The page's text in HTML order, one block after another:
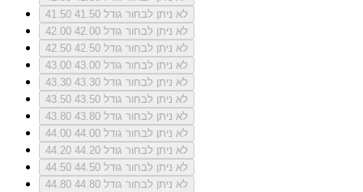
41.50
לא ניתן לבחור גודל 41.50
42.00
לא ניתן לבחור גודל 42.00
42.50
לא ניתן לבחור גודל 42.50
43.00
לא ניתן לבחור גודל 43.00
43.30
לא ניתן לבחור גודל 43.30
43.50
לא ניתן לבחור גודל 43.50
43.80
לא ניתן לבחור גודל 43.80
44.00
לא ניתן לבחור גודל 44.00
44.20
לא ניתן לבחור גודל 44.20
44.50
לא ניתן לבחור גודל 44.50
44.80
לא ניתן לבחור גודל 44.80